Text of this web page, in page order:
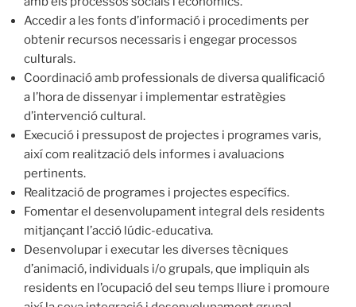
Accedir a les fonts d’informació i procediments per
obtenir recursos necessaris i engegar processos
culturals.
Coordinació amb professionals de diversa qualificació
a l’hora de dissenyar i implementar estratègies
d’intervenció cultural.
Execució i pressupost de projectes i programes varis,
així com realització dels informes i avaluacions
pertinents.
Realització de programes i projectes específics.
Fomentar el desenvolupament integral dels residents
mitjançant l’acció lúdic-educativa.
Desenvolupar i executar les diverses tècniques
d’animació, individuals i/o grupals, que impliquin als
residents en l’ocupació del seu temps lliure i promoure